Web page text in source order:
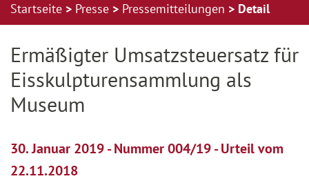
Startseite Presse Pressemitteilungen Detail
Ermäßigter Umsatzsteuersatz für
Eisskulpturensammlung als
Museum
30. Januar 2019 - Nummer 004/19 - Urteil vom
22.11.2018